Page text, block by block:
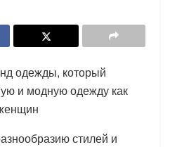
одежды, который
и модную одежду как
стилей и